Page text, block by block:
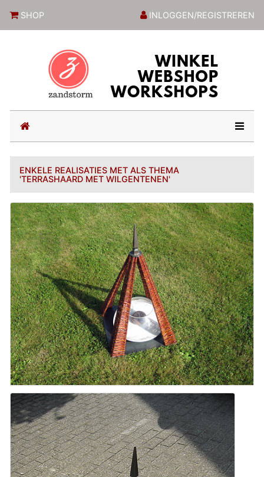
SHOP INLOGGEN/REGISTREREN
(current)
ENKELE REALISATIES MET ALS THEMA
'TERRASHAARD MET WILGENTENEN'